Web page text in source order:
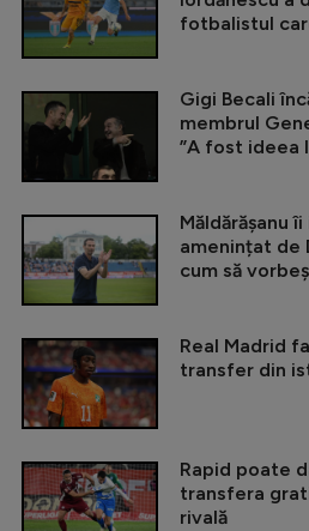
fotbalistul
Gigi Becali
membrul
”A fost ideea
Măldărășanu
amenințat de
cum să
Real Madrid
transfer din
Rapid poate
transfera
rivală